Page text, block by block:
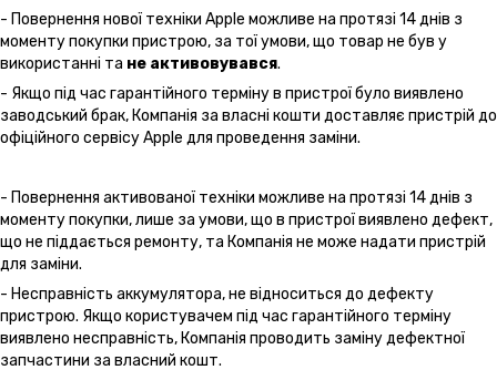
- Повернення нової техніки Apple можливе на протязі 14 днів з
моменту покупки пристрою, за тої умови, що товар не був у
використанні та не активовувався.
- Якщо під час гарантійного терміну в пристрої було виявлено
заводський брак, Компанія за власні кошти доставляє пристрій до
офіційного сервісу Apple для проведення заміни.
- Повернення активованої техніки можливе на протязі 14 днів з
моменту покупки, лише за умови, що в пристрої виявлено дефект,
що не піддається ремонту, та Компанія не може надати пристрій
для заміни.
- Несправність аккумулятора, не відноситься до дефекту
пристрою. Якщо користувачем під час гарантійного терміну
виявлено несправність, Компанія проводить заміну дефектної
запчастини за власний кошт.